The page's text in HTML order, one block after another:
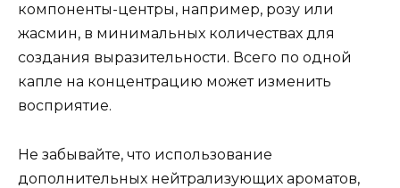
компоненты-центры, например, розу или
жасмин, в минимальных количествах для
создания выразительности. Всего по одной
капле на концентрацию может изменить
восприятие.
Не забывайте, что использование
дополнительных нейтрализующих ароматов,